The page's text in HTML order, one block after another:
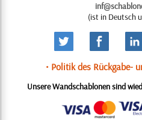
(ist in Deutsch
• Politik des Rückgabe-
Unsere Wandschablonen sind